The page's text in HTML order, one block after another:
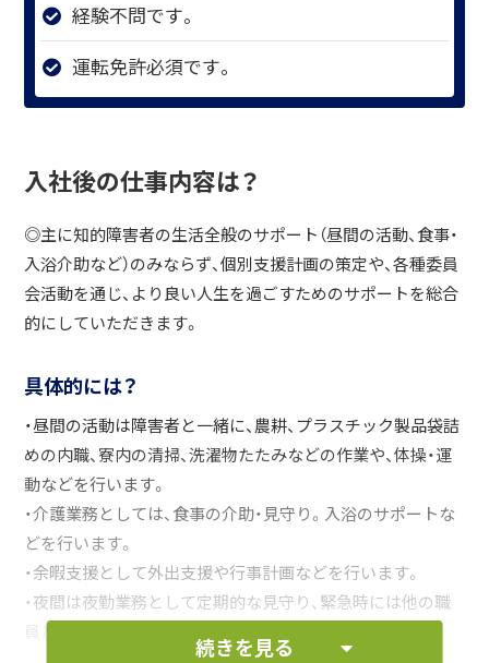
経験不問です。
運転免許必須です。
入社後の仕事内容は？
◎主に知的障害者の生活全般のサポート（昼間の活動、食事・
入浴介助など）のみならず、個別支援計画の策定や、各種委員
会活動を通じ、より良い人生を過ごすためのサポートを総合
的にしていただきます。
具体的には？
・昼間の活動は障害者と一緒に、農耕、プラスチック製品袋詰
めの内職、寮内の清掃、洗濯物たたみなどの作業や、体操・運
動などを行います。
・介護業務としては、食事の介助・見守り。入浴のサポートな
どを行います。
・余暇支援として外出支援や行事計画などを行います。
・夜間は夜勤業務として定期的な見守り、緊急時には他の職
員と連携して行います。
続きを見る